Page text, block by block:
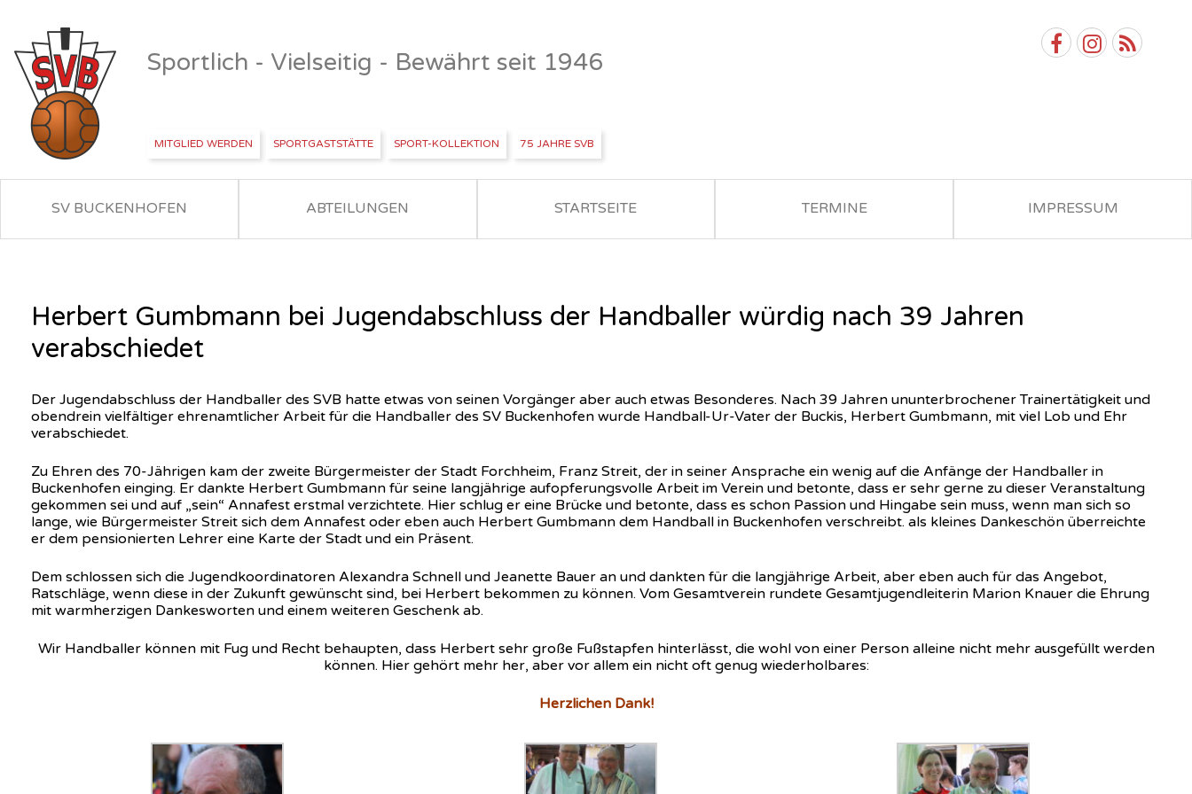
Sportlich - Vielseitig - Bewährt seit 1946
MITGLIED WERDEN SPORTGASTSTÄTTE SPORT-KOLLEKTION 75 JAHRE SVB
SV BUCKENHOFEN ABTEILUNGEN STARTSEITE TERMINE IMPRESSUM
Herbert Gumbmann bei Jugendabschluss der Handballer würdig nach 39 Jahren
verabschiedet
Der Jugendabschluss der Handballer des SVB hatte etwas von seinen Vorgänger aber auch etwas Besonderes. Nach 39 Jahren ununterbrochener Trainertätigkeit und
obendrein vielfältiger ehrenamtlicher Arbeit für die Handballer des SV Buckenhofen wurde Handball-Ur-Vater der Buckis, Herbert Gumbmann, mit viel Lob und Ehr
verabschiedet.
Zu Ehren des 70-Jährigen kam der zweite Bürgermeister der Stadt Forchheim, Franz Streit, der in seiner Ansprache ein wenig auf die Anfänge der Handballer in
Buckenhofen einging. Er dankte Herbert Gumbmann für seine langjährige aufopferungsvolle Arbeit im Verein und betonte, dass er sehr gerne zu dieser Veranstaltung
gekommen sei und auf „sein“ Annafest erstmal verzichtete. Hier schlug er eine Brücke und betonte, dass es schon Passion und Hingabe sein muss, wenn man sich so
lange, wie Bürgermeister Streit sich dem Annafest oder eben auch Herbert Gumbmann dem Handball in Buckenhofen verschreibt. als kleines Dankeschön überreichte
er dem pensionierten Lehrer eine Karte der Stadt und ein Präsent.
Dem schlossen sich die Jugendkoordinatoren Alexandra Schnell und Jeanette Bauer an und dankten für die langjährige Arbeit, aber eben auch für das Angebot,
Ratschläge, wenn diese in der Zukunft gewünscht sind, bei Herbert bekommen zu können. Vom Gesamtverein rundete Gesamtjugendleiterin Marion Knauer die Ehrung
mit warmherzigen Dankesworten und einem weiteren Geschenk ab.
Wir Handballer können mit Fug und Recht behaupten, dass Herbert sehr große Fußstapfen hinterlässt, die wohl von einer Person alleine nicht mehr ausgefüllt werden
können. Hier gehört mehr her, aber vor allem ein nicht oft genug wiederholbares:
Herzlichen Dank!